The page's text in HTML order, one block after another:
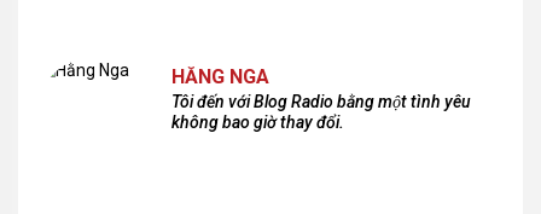
HẰNG NGA
Tôi đến với Blog Radio bằng một tình yêu
không bao giờ thay đổi.